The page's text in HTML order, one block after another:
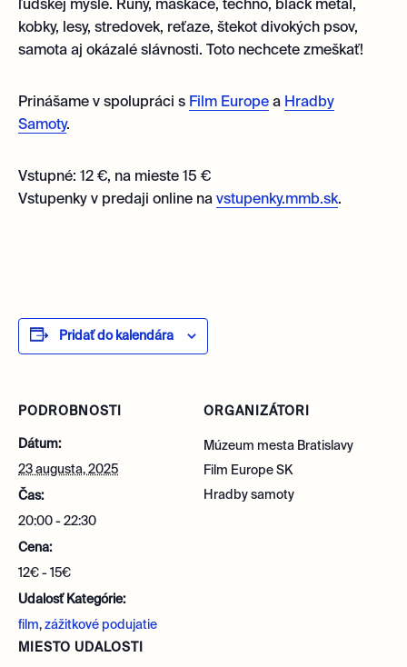
ľudskej mysle. Runy, maskáče, techno, black metal,
kobky, lesy, stredovek, reťaze, štekot divokých psov,
samota aj okázalé slávnosti. Toto nechcete zmeškať!
Prinášame v spolupráci s Film Europe a Hradby
Samoty.
Vstupné: 12 €, na mieste 15 €
Vstupenky v predaji online na vstupenky.mmb.sk.
Pridať do kalendára
PODROBNOSTI
Dátum:
23 augusta, 2025
Čas:
20:00 - 22:30
Cena:
12€ - 15€
Udalosť Kategórie:
film, zážitkové podujatie
MIESTO UDALOSTI
ORGANIZÁTORI
Múzeum mesta Bratislavy
Film Europe SK
Hradby samoty